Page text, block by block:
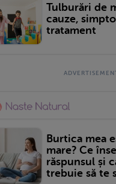
Tulburări de
cauze,
tratament
Burtica mea
mare? Ce
răspunsul și
trebuie să te